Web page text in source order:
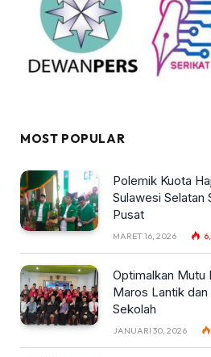
MOST POPULAR
Polemik Kuota
Sulawesi Selatan
Pusat
MARET 16, 2026
Optimalkan Mutu
Maros Lantik
Sekolah
JANUARI 30, 2026